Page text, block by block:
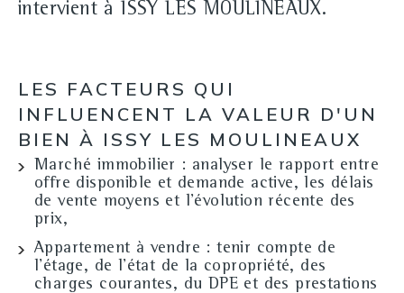
intervient à ISSY LES MOULINEAUX.
LES FACTEURS QUI
INFLUENCENT LA VALEUR D'UN
BIEN À ISSY LES MOULINEAUX
Marché immobilier : analyser le rapport entre
offre disponible et demande active, les délais
de vente moyens et l'évolution récente des
prix,
Appartement à vendre : tenir compte de
l'étage, de l'état de la copropriété, des
charges courantes, du DPE et des prestations